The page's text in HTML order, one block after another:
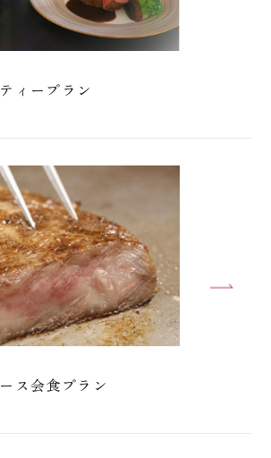
ィープラン
ス会食プラン
宿泊約款
オンライン宿泊予約サービス 利用規約
施設利用規則